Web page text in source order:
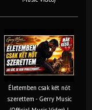
Életemben csak két nőt
szerettem - Gerry Music